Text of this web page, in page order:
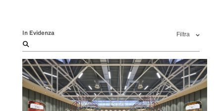
In Evidenza Filtra